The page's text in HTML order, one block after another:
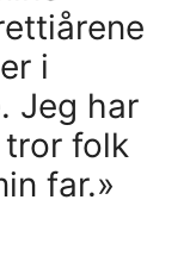
i
Jeg har
tror folk
far.»